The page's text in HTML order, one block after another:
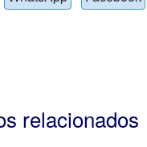
relacionados